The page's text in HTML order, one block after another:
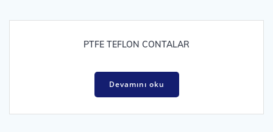
PTFE TEFLON CONTALAR
Devamını oku